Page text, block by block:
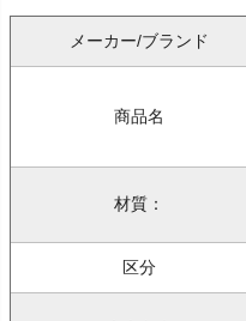
メーカー/ブランド
商品名
材質：
区分